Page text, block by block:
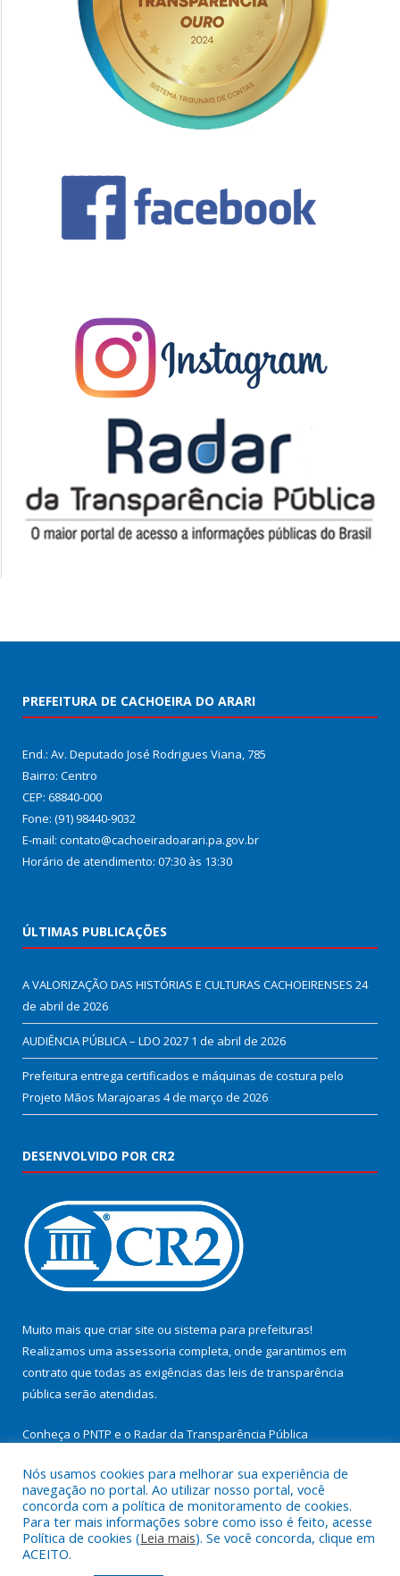
PREFEITURA DE CACHOEIRA DO ARARI
End.: Av. Deputado José Rodrigues Viana, 785
Bairro: Centro
CEP: 68840-000
Fone: (91) 98440-9032
E-mail: contato@cachoeiradoarari.pa.gov.br
Horário de atendimento: 07:30 às 13:30
ÚLTIMAS PUBLICAÇÕES
A VALORIZAÇÃO DAS HISTÓRIAS E CULTURAS CACHOEIRENSES 24
de abril de 2026
AUDIÊNCIA PÚBLICA – LDO 2027 1 de abril de 2026
Prefeitura entrega certificados e máquinas de costura pelo
Projeto Mãos Marajoaras 4 de março de 2026
DESENVOLVIDO POR CR2
Muito mais que criar site ou sistema para prefeituras!
Realizamos uma assessoria completa, onde garantimos em
contrato que todas as exigências das leis de transparência
pública serão atendidas.
Conheça o PNTP e o Radar da Transparência Pública
Todos os direitos reservados a Prefeitura Municipal de
Cachoeira do Arari.
Nós usamos cookies para melhorar sua experiência de
navegação no portal. Ao utilizar nosso portal, você
concorda com a política de monitoramento de cookies.
Para ter mais informações sobre como isso é feito, acesse
Política de cookies (Leia mais). Se você concorda, clique em
ACEITO.